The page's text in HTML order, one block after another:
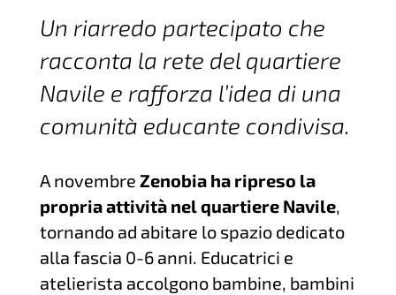
Un riarredo partecipato che
racconta la rete del quartiere
Navile e rafforza l’idea di una
comunità educante condivisa.
A novembre Zenobia ha ripreso la
propria attività nel quartiere Navile,
tornando ad abitare lo spazio dedicato
alla fascia 0-6 anni. Educatrici e
atelierista accolgono bambine, bambini